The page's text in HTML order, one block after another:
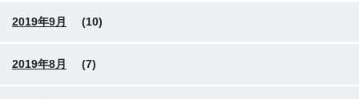
2019年9月 (10)
2019年8月 (7)